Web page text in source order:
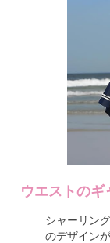
ウエストのギ
シャーリン
のデザイン